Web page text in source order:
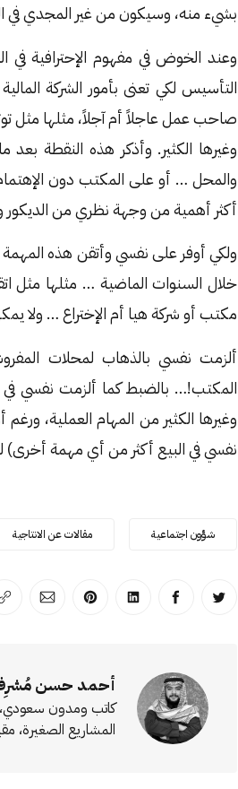
بشيء منه، وسيكون من غير المجدي في
وعند الخوض في مفهوم الإحترافية
التأسيس لكي تعنى بأمور الشركة
صاحب عمل عاجلاً أم آجلاً، مثلها مثل
وغيرها الكثير. وأذكر هذه النقطة
والمحل … أو على المكتب دون
أكثر أهمية من وجهة نظري من الديكور
ولكي أوفر على نفسي وأتقن هذه
خلال السنوات الماضية … مثلها مثل
مكتب أو شركة هيا أم الإختراع … ولا
ألزمت نفسي بالذهاب لمحلات
المكتب!… بالضبط كما ألزمت نفسي في
وغيرها الكثير من المهام العملية،
نفسي في البيع أكثر من أي مهمة أخرى)
شؤون اجتماعية مقالات عن الانتاجية
انشر على تويترانشر على الفيسبوك
انشر على لينكد إن
انشر علىانشر على
أحمد حسن
كاتب ومدون
المشاريع الصغيرة،